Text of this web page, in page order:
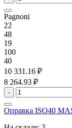
Pagnoni
22
48
19
100
40
10 331.16 ₽
8 264.93 ₽
-
Оправка ISO40